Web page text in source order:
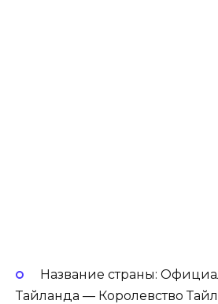
Название страны:
Тайланда — Королевство